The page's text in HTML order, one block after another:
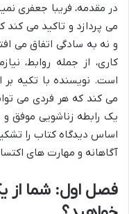
در مقدمه، فریبا جعفری
می پردازد و تاکید می
و نه به سادگی اتفاق می
کاری، از جمله روابط،
است. نویسنده با تکیه بر
می کند که هر فردی می
یک رابطه زناشویی موفق
اساس دیدگاه کتاب را
آگاهانه و مهارت های
فصل اول: شما از